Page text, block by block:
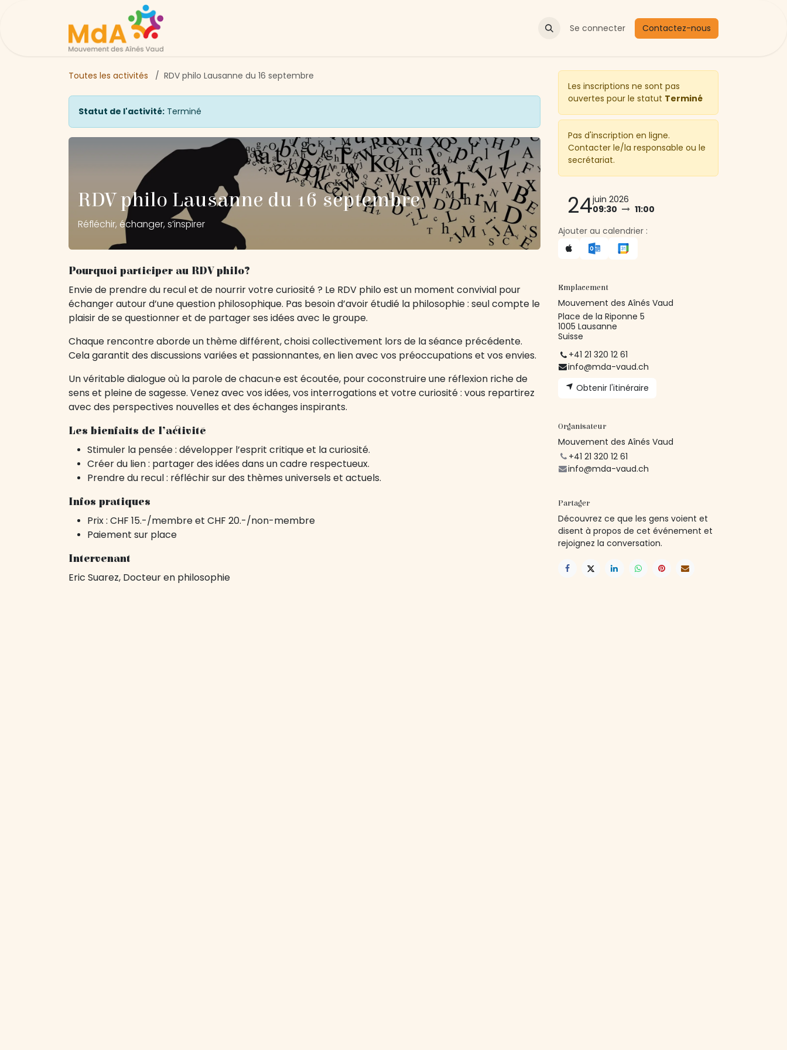
Actualités Se connecter Contactez-nous
Toutes les activités RDV philo Lausanne du 16 septembre
Statut de l'activité: Terminé
RDV philo Lausanne du 16 septembre
Réfléchir, échanger, s’inspirer
Pourquoi participer au RDV philo?
Envie de prendre du recul et de nourrir votre curiosité ? Le RDV philo est un moment convivial pour
échanger autour d’une question philosophique. Pas besoin d’avoir étudié la philosophie : seul compte le
plaisir de se questionner et de partager ses idées avec le groupe.
Chaque rencontre aborde un thème différent, choisi collectivement lors de la séance précédente.
Cela garantit des discussions variées et passionnantes, en lien avec vos préoccupations et vos envies.
Un véritable dialogue où la parole de chacun·e est écoutée, pour coconstruire une réflexion riche de
sens et pleine de sagesse. Venez avec vos idées, vos interrogations et votre curiosité : vous repartirez
avec des perspectives nouvelles et des échanges inspirants.
Les bienfaits de l’activité
Stimuler la pensée : développer l’esprit critique et la curiosité.
Créer du lien : partager des idées dans un cadre respectueux.
Prendre du recul : réfléchir sur des thèmes universels et actuels.
Infos pratiques
Prix : CHF 15.-/membre et CHF 20.-/non-membre
Paiement sur place
Intervenant
Eric Suarez, Docteur en philosophie
Les inscriptions ne sont pas
ouvertes pour le statut Terminé
Pas d'inscription en ligne.
Contacter le/la responsable ou le
secrétariat.
24juin 2026
09:30
11:00
Ajouter au calendrier :
Emplacement
Mouvement des Aînés Vaud
Place de la Riponne 5
1005 Lausanne
Suisse
+41 21 320 12 61
info@mda-vaud.ch
Obtenir l'itinéraire
Organisateur
Mouvement des Aînés Vaud
+41 21 320 12 61
info@mda-vaud.ch
Partager
Découvrez ce que les gens voient et
disent à propos de cet événement et
rejoignez la conversation.